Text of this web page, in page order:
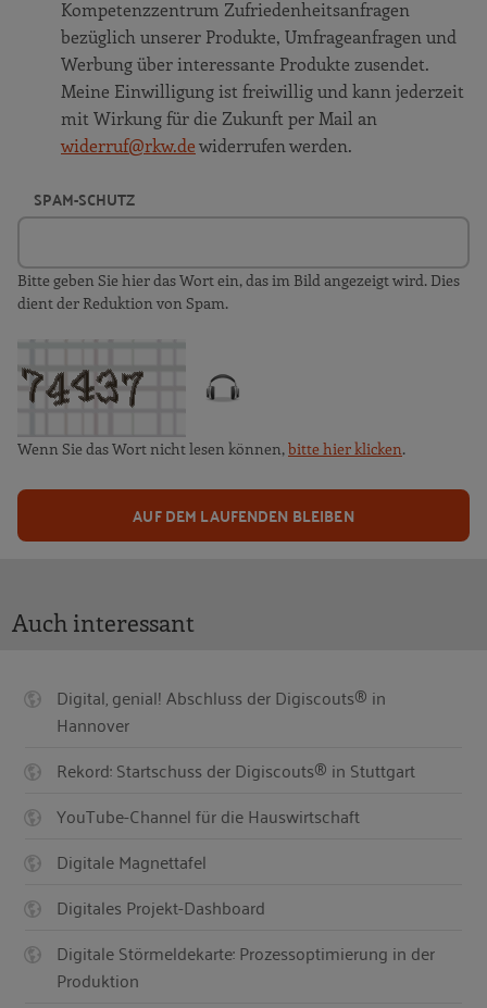
Kompetenzzentrum Zufriedenheitsanfragen
bezüglich unserer Produkte, Umfrageanfragen und
Werbung über interessante Produkte zusendet.
Meine Einwilligung ist freiwillig und kann jederzeit
mit Wirkung für die Zukunft per Mail an
widerruf@rkw.dewiderrufen werden.
SPAM-SCHUTZ
Bitte geben Sie hier das Wort ein, das im Bild angezeigt wird. Dies
dient der Reduktion von Spam.
Wenn Sie das Wort nicht lesen können, bitte hier klicken.
AUF DEM LAUFENDEN BLEIBEN
Auch interessant
Digital, genial! Abschluss der Digiscouts® in
Hannover
Rekord: Startschuss der Digiscouts® in Stuttgart
YouTube-Channel für die Hauswirtschaft
Digitale Magnettafel
Digitales Projekt-Dashboard
Digitale Störmeldekarte: Prozessoptimierung in der
Produktion